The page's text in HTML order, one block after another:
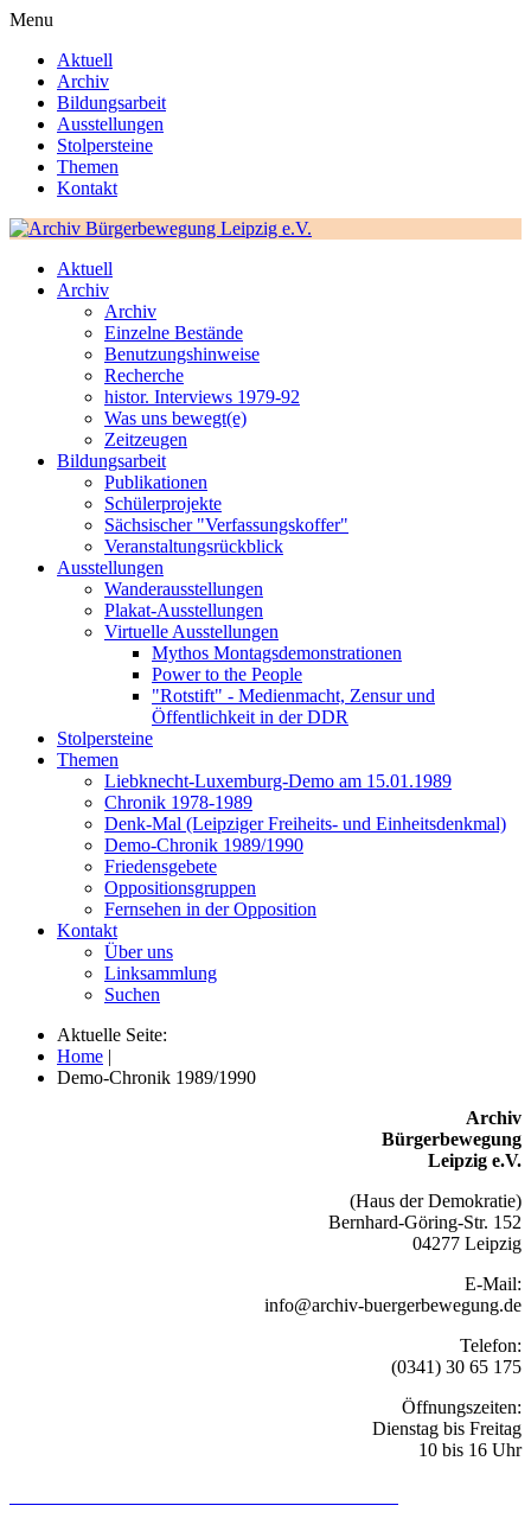
Menu
Aktuell
Archiv
Bildungsarbeit
Ausstellungen
Stolpersteine
Themen
Kontakt
Aktuell
Archiv
Archiv
Einzelne Bestände
Benutzungshinweise
Recherche
histor. Interviews 1979-92
Was uns bewegt(e)
Zeitzeugen
Bildungsarbeit
Publikationen
Schülerprojekte
Sächsischer "Verfassungskoffer"
Veranstaltungsrückblick
Ausstellungen
Wanderausstellungen
Plakat-Ausstellungen
Virtuelle Ausstellungen
Mythos Montagsdemonstrationen
Power to the People
"Rotstift" - Medienmacht, Zensur und
Öffentlichkeit in der DDR
Stolpersteine
Themen
Liebknecht-Luxemburg-Demo am 15.01.1989
Chronik 1978-1989
Denk-Mal (Leipziger Freiheits- und Einheitsdenkmal)
Demo-Chronik 1989/1990
Friedensgebete
Oppositionsgruppen
Fernsehen in der Opposition
Kontakt
Über uns
Linksammlung
Suchen
Aktuelle Seite:
Home |
Demo-Chronik 1989/1990
Archiv
Bürgerbewegung
Leipzig e.V.
(Haus der Demokratie)
Bernhard-Göring-Str. 152
04277 Leipzig
E-Mail:
info@archiv-buergerbewegung.de
Telefon:
(0341) 30 65 175
Öffnungszeiten:
Dienstag bis Freitag
10 bis 16 Uhr